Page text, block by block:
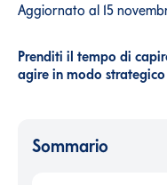
Aggiornato al 15
Prenditi il tempo di
agire in modo
Sommario